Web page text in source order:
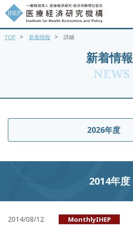
新着情報
NEWS
TOP > 新着情報 > 詳細
2026年度
2014年度
2014/08/12 MonthlyIHEP